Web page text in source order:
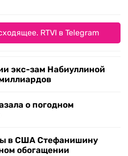
RTVI в Telegram
экс-зам Набиуллиной
о погодном
в США Стефанишину
обогащении